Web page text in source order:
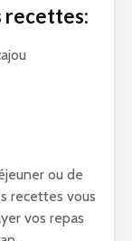
recettes:
ou de
recettes vous
vos repas